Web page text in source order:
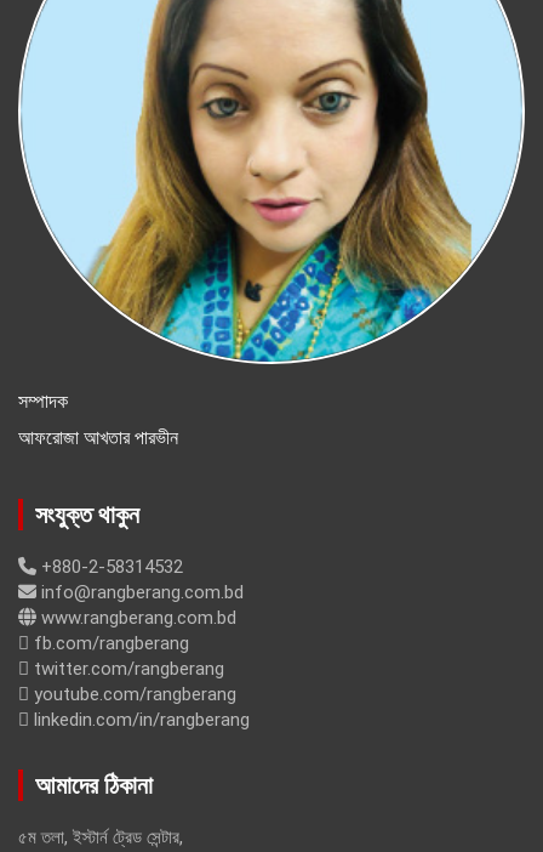
সম্পাদক
আফরোজা আখতার পারভীন
সংযুক্ত থাকুন
+880-2-58314532
info@rangberang.com.bd
www.rangberang.com.bd
fb.com/rangberang
twitter.com/rangberang
youtube.com/rangberang
linkedin.com/in/rangberang
আমাদের ঠিকানা
৫ম তলা, ইস্টার্ন ট্রেড সেন্টার,